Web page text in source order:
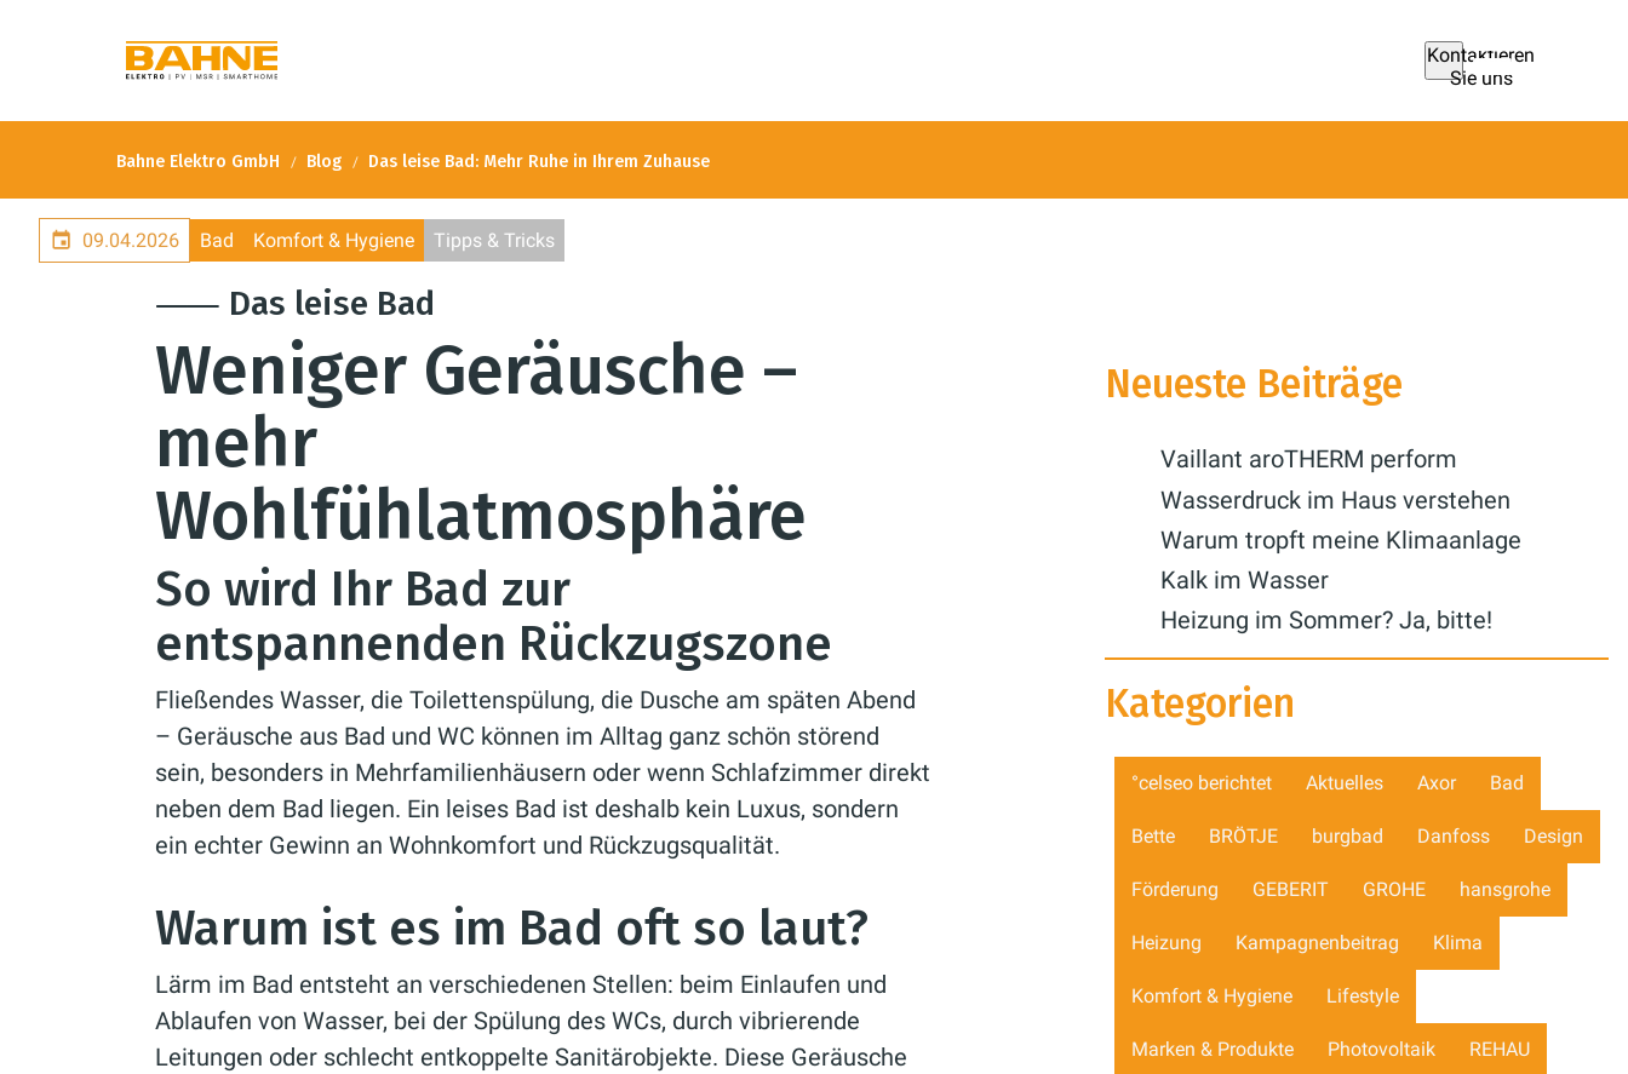
Kontaktieren
Sie uns
Bahne Elektro GmbH Blog Das leise Bad: Mehr Ruhe in Ihrem Zuhause
09.04.2026 Bad Komfort & Hygiene Tipps & Tricks
⸺ Das leise Bad
Weniger Geräusche –
mehr
Wohlfühlatmosphäre
So wird Ihr Bad zur
entspannenden Rückzugszone
Fließendes Wasser, die Toilettenspülung, die Dusche am späten Abend
– Geräusche aus Bad und WC können im Alltag ganz schön störend
sein, besonders in Mehrfamilienhäusern oder wenn Schlafzimmer direkt
neben dem Bad liegen. Ein leises Bad ist deshalb kein Luxus, sondern
ein echter Gewinn an Wohnkomfort und Rückzugsqualität.
Warum ist es im Bad oft so laut?
Lärm im Bad entsteht an verschiedenen Stellen: beim Einlaufen und
Ablaufen von Wasser, bei der Spülung des WCs, durch vibrierende
Leitungen oder schlecht entkoppelte Sanitärobjekte. Diese Geräusche
Neueste Beiträge
Vaillant aroTHERM perform
Wasserdruck im Haus verstehen
Warum tropft meine Klimaanlage
Kalk im Wasser
Heizung im Sommer? Ja, bitte!
Kategorien
°celseo berichtet Aktuelles Axor Bad
Bette BRÖTJE burgbad Danfoss Design
Förderung GEBERIT GROHE hansgrohe
Heizung Kampagnenbeitrag Klima
Komfort & Hygiene Lifestyle
Marken & Produkte Photovoltaik REHAU